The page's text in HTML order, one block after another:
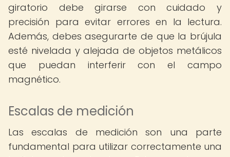
giratorio debe girarse con cuidado y
precisión para evitar errores en la lectura.
Además, debes asegurarte de que la brújula
esté nivelada y alejada de objetos metálicos
que puedan interferir con el campo
magnético.
Escalas de medición
Las escalas de medición son una parte
fundamental para utilizar correctamente una